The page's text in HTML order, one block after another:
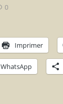
0
Imprimer
WhatsApp